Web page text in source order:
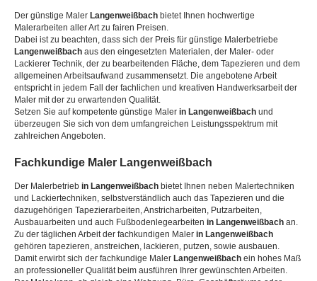
Der günstige Maler Langenweißbach bietet Ihnen hochwertige
Malerarbeiten aller Art zu fairen Preisen.
Dabei ist zu beachten, dass sich der Preis für günstige Malerbetriebe
Langenweißbach aus den eingesetzten Materialen, der Maler- oder
Lackierer Technik, der zu bearbeitenden Fläche, dem Tapezieren und dem
allgemeinen Arbeitsaufwand zusammensetzt. Die angebotene Arbeit
entspricht in jedem Fall der fachlichen und kreativen Handwerksarbeit der
Maler mit der zu erwartenden Qualität.
Setzen Sie auf kompetente günstige Maler in Langenweißbach und
überzeugen Sie sich von dem umfangreichen Leistungsspektrum mit
zahlreichen Angeboten.
Fachkundige Maler Langenweißbach
Der Malerbetrieb in Langenweißbach bietet Ihnen neben Malertechniken
und Lackiertechniken, selbstverständlich auch das Tapezieren und die
dazugehörigen Tapezierarbeiten, Anstricharbeiten, Putzarbeiten,
Ausbauarbeiten und auch Fußbodenlegearbeiten in Langenweißbach an.
Zu der täglichen Arbeit der fachkundigen Maler in Langenweißbach
gehören tapezieren, anstreichen, lackieren, putzen, sowie ausbauen.
Damit erwirbt sich der fachkundige Maler Langenweißbach ein hohes Maß
an professioneller Qualität beim ausführen Ihrer gewünschten Arbeiten.